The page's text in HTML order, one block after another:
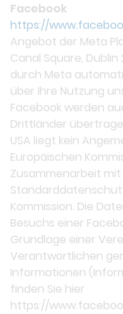
Facebook
https://
Angebot der Meta
Canal Square, Dublin
durch Meta
über Ihre Nutzung
Facebook werden
Drittländer
USA liegt kein
Europäischen
Zusammenarbeit
Kommission. Die
Besuchs einer
Grundlage einer
Verantwortlichen
Informationen
finden Sie hier
https://